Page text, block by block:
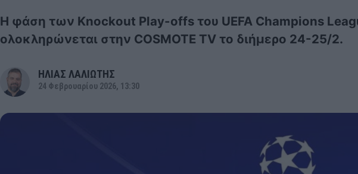
Η φάση των Knockout Play-offs του UEFA Champions
ολοκληρώνεται στην COSMOTE TV το διήμερο 24-25/2.
ΗΛΙΑΣ ΛΑΛΙΩΤΗΣ
24 Φεβρουαρίου 2026, 13:30